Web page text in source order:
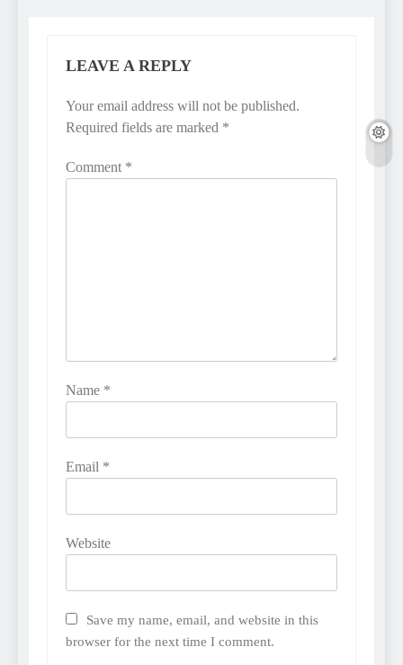
LEAVE A REPLY
Your email address will not be published.
Required fields are marked *
Comment *
Name *
Email *
Website
Save my name, email, and website in this
browser for the next time I comment.